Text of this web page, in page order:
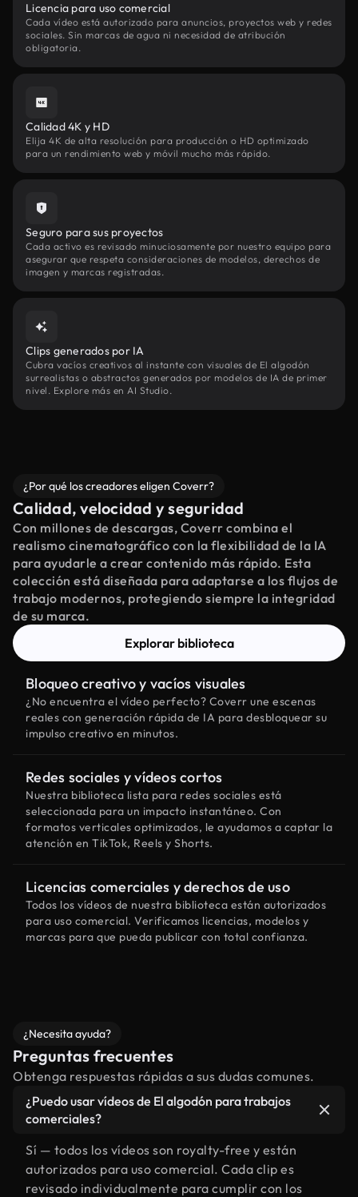
Licencia para uso comercial
Cada vídeo está autorizado para anuncios, proyectos web y redes
sociales. Sin marcas de agua ni necesidad de atribución
obligatoria.
Calidad 4K y HD
Elija 4K de alta resolución para producción o HD optimizado
para un rendimiento web y móvil mucho más rápido.
Seguro para sus proyectos
Cada activo es revisado minuciosamente por nuestro equipo para
asegurar que respeta consideraciones de modelos, derechos de
imagen y marcas registradas.
Clips generados por IA
Cubra vacíos creativos al instante con visuales de El algodón
surrealistas o abstractos generados por modelos de IA de primer
nivel. Explore más en AI Studio.
¿Por qué los creadores eligen Coverr?
Calidad, velocidad y seguridad
Con millones de descargas, Coverr combina el
realismo cinematográfico con la flexibilidad de la IA
para ayudarle a crear contenido más rápido. Esta
colección está diseñada para adaptarse a los flujos de
trabajo modernos, protegiendo siempre la integridad
de su marca.
Explorar biblioteca
Bloqueo creativo y vacíos visuales
¿No encuentra el vídeo perfecto? Coverr une escenas
reales con generación rápida de IA para desbloquear su
impulso creativo en minutos.
Redes sociales y vídeos cortos
Nuestra biblioteca lista para redes sociales está
seleccionada para un impacto instantáneo. Con
formatos verticales optimizados, le ayudamos a captar la
atención en TikTok, Reels y Shorts.
Licencias comerciales y derechos de uso
Todos los vídeos de nuestra biblioteca están autorizados
para uso comercial. Verificamos licencias, modelos y
marcas para que pueda publicar con total confianza.
¿Necesita ayuda?
Preguntas frecuentes
Obtenga respuestas rápidas a sus dudas comunes.
¿Puedo usar vídeos de El algodón para trabajos
comerciales?
Sí — todos los vídeos son royalty-free y están
autorizados para uso comercial. Cada clip es
revisado individualmente para cumplir con los